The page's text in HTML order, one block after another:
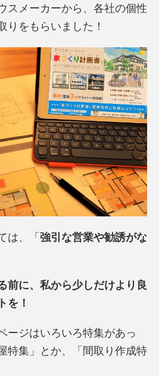
スメーカーから、各社の個性
りをもらいました！
は、「 強引な営業や勧誘がな
前に、私から少しだけより良
を！
ージはいろいろ特集があっ
特集」とか、「間取り作成特